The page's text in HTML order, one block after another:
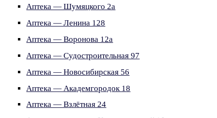
Аптека — Шумяцкого 2а
Аптека — Ленина 128
Аптека — Воронова 12а
Аптека — Судостроительная 97
Аптека — Новосибирская 56
Аптека — Академгородок 18
Аптека — Взлётная 24